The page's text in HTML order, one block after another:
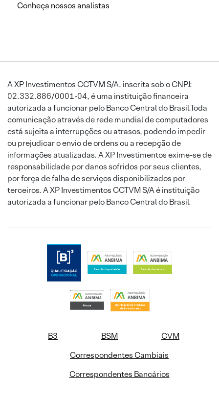
Conheça nossos analistas
A XP Investimentos CCTVM S/A, inscrita sob o CNPJ:
02.332.886/0001-04, é uma instituição financeira
autorizada a funcionar pelo Banco Central do Brasil.Toda
comunicação através de rede mundial de computadores
está sujeita a interrupções ou atrasos, podendo impedir
ou prejudicar o envio de ordens ou a recepção de
informações atualizadas. A XP Investimentos exime-se de
responsabilidade por danos sofridos por seus clientes,
por força de falha de serviços disponibilizados por
terceiros. A XP Investimentos CCTVM S/A é instituição
autorizada a funcionar pelo Banco Central do Brasil.
B3 BSM
CVM
Correspondentes Cambiais
Correspondentes Bancários